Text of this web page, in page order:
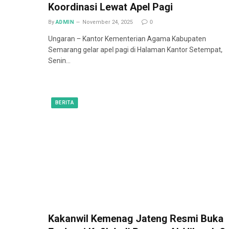
Koordinasi Lewat Apel Pagi
By ADMIN November 24, 2025 0
Ungaran – Kantor Kementerian Agama Kabupaten
Semarang gelar apel pagi di Halaman Kantor Setempat,
Senin…
BERITA
Kakanwil Kemenag Jateng Resmi Buka